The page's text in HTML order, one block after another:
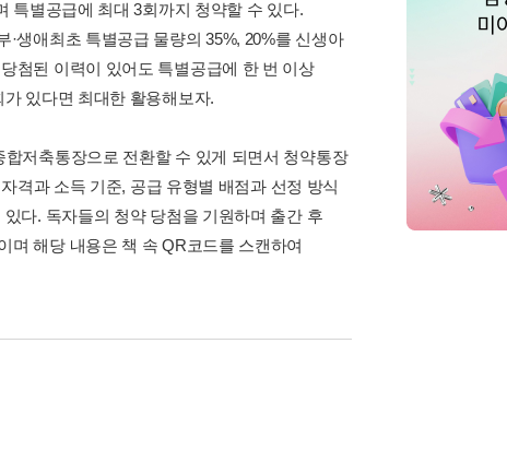
특별공급에 최대 3회까지 청약할 수 있다.
생애최초 특별공급 물량의 35%, 20%를 신생아
첨된 이력이 있어도 특별공급에 한 번 이상
있다면 최대한 활용해보자.
저축통장으로 전환할 수 있게 되면서 청약통장
격과 소득 기준, 공급 유형별 배점과 선정 방식
다. 독자들의 청약 당첨을 기원하며 출간 후
며 해당 내용은 책 속 QR코드를 스캔하여